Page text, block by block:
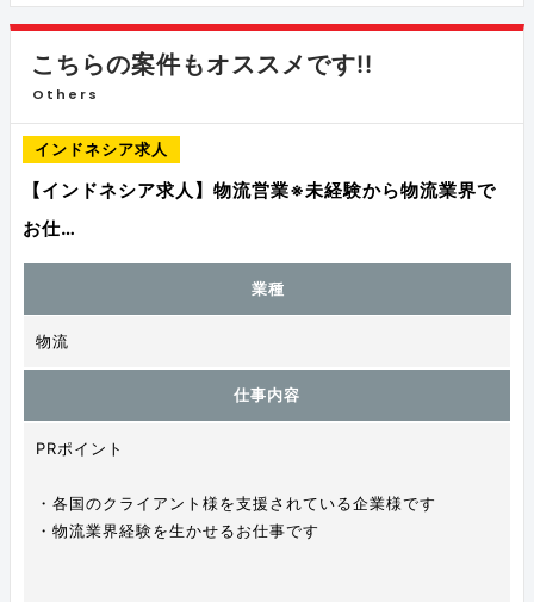
こちらの案件もオススメです!!
Others
インドネシア求人
【インドネシア求人】物流営業※未経験から物流業界で
お仕…
業種
物流
仕事内容
PRポイント
・各国のクライアント様を支援されている企業様です
・物流業界経験を生かせるお仕事です